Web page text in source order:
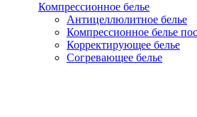
Компрессионное белье
Антицеллюлитное белье
Компрессионное белье
Корректирующее белье
Согревающее белье